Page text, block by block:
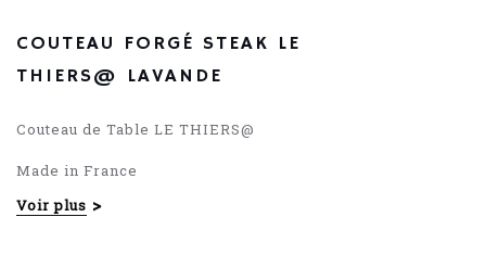
COUTEAU FORGÉ STEAK LE
THIERS@ LAVANDE
Couteau de Table LE THIERS@
Made in France
Couteau entièrement forgé à chaud
Voir plus